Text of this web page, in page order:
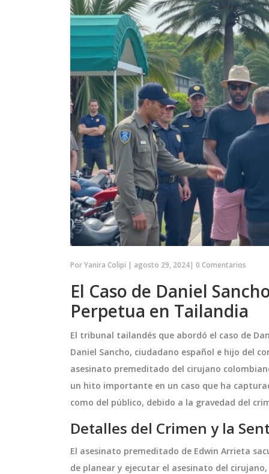
PorYanira Colipi | agosto 29, 2024| 0 Comentarios
El Caso de Daniel
Perpetua en Tailandia
El tribunal tailandés que abordó el caso de
Daniel Sancho, ciudadano español e hijo del
asesinato premeditado del cirujano
un hito importante en un caso que ha
como del público, debido a la gravedad del
Detalles del Crimen y la
El asesinato premeditado de Edwin Arrieta
de planear y ejecutar el asesinato del